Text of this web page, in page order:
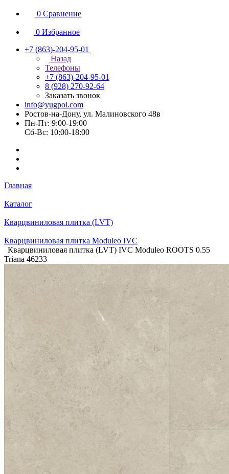
0 Сравнение
0 Избранное
+7 (863)-204-95-01
Назад
Телефоны
+7 (863)-204-95-01
8 (928) 270-92-64
Заказать звонок
info@yugpol.com
Ростов-на-Дону, ул. Малиновского 48в
Пн-Пт: 9:00-19:00
Cб-Вс: 10:00-18:00
Главная
Каталог
Кварцвиниловая плитка (LVT)
Кварцвиниловая плитка Moduleo IVC
Кварцвиниловая плитка (LVT) IVC Moduleo ROOTS 0.55
Triana 46233